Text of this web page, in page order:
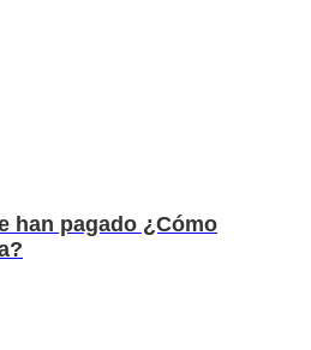
han pagado ¿Cómo